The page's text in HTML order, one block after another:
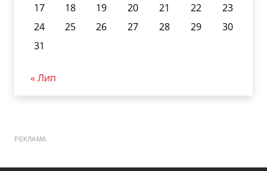
17
18 19 20 21 22
23
24
25 26 27 28 29
30
31
« Лип
РЕКЛАМА